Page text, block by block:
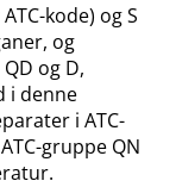
kode) og S
og
og D,
i denne
i ATC-
gruppe QN